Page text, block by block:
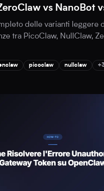
vs NanoBot
delle varianti leggere
tra PicoClaw, NullClaw,
picoclaw nullclaw